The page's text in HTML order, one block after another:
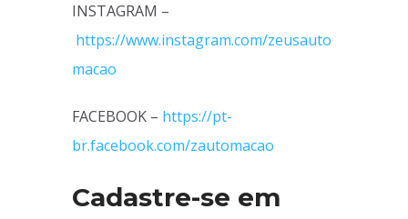
INSTAGRAM –
https://www.instagram.com/zeusauto
macao
FACEBOOK – https://pt-
br.facebook.com/zautomacao
Cadastre-se em